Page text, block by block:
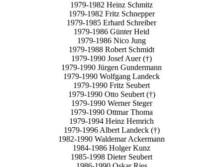
1979-1982 Heinz Schmitz
1979-1982 Fritz Schnepper
1979-1985 Erhard Schreiber
1979-1986 Günter Heid
1979-1986 Nico Jung
1979-1988 Robert Schmidt
1979-1990 Josef Auer (†)
1979-1990 Jürgen Gundermann
1979-1990 Wolfgang Landeck
1979-1990 Fritz Seubert
1979-1990 Otto Seubert (†)
1979-1990 Werner Steger
1979-1990 Ottmar Thoma
1979-1994 Heinz Hemrich
1979-1996 Albert Landeck (†)
1982-1990 Waldemar Ackermann
1984-1986 Holger Kunz
1985-1998 Dieter Seubert